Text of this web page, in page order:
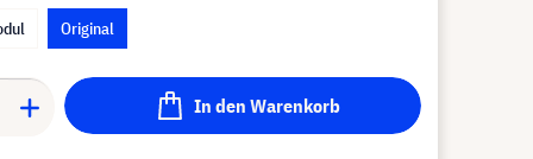
Original
In den Warenkorb